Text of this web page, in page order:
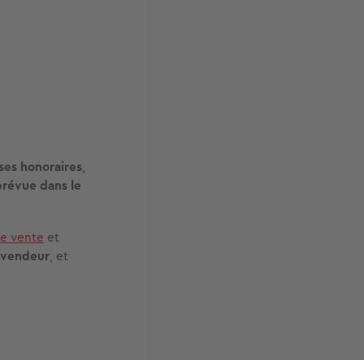
honoraires,
dans le
vente et
, et